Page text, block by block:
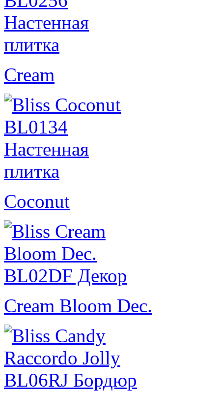
Cream
Coconut
Cream Bloom Dec.